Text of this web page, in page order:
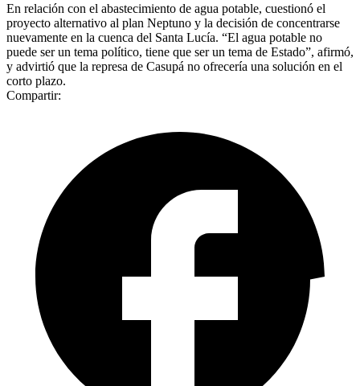
En relación con el abastecimiento de agua potable, cuestionó el
proyecto alternativo al plan Neptuno y la decisión de concentrarse
nuevamente en la cuenca del Santa Lucía. “El agua potable no
puede ser un tema político, tiene que ser un tema de Estado”, afirmó,
y advirtió que la represa de Casupá no ofrecería una solución en el
corto plazo.
Compartir: